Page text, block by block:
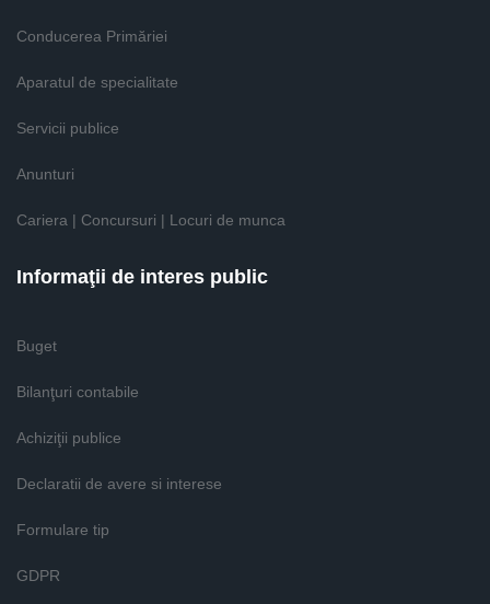
Conducerea Primăriei
Aparatul de specialitate
Servicii publice
Anunturi
Cariera | Concursuri | Locuri de munca
Informaţii de interes public
Buget
Bilanţuri contabile
Achiziţii publice
Declaratii de avere si interese
Formulare tip
GDPR